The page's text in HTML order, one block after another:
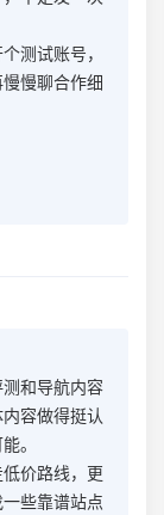
测试账号，
慢聊合作细
和导航内容
容做得挺认
。
价路线，更
些靠谱站点